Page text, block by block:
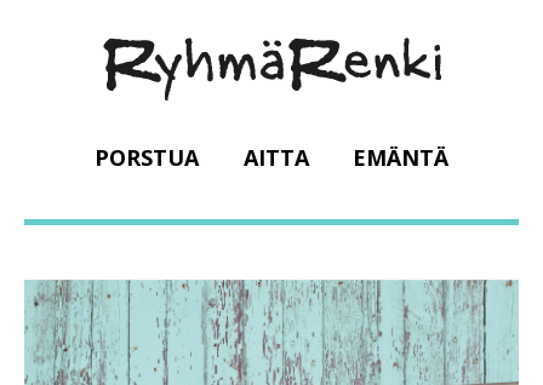
PORSTUA AITTA EMÄNTÄ